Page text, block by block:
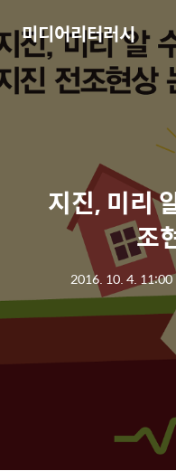
미디어리터러시
지진, 미리
조
2016. 10. 4. 11:00